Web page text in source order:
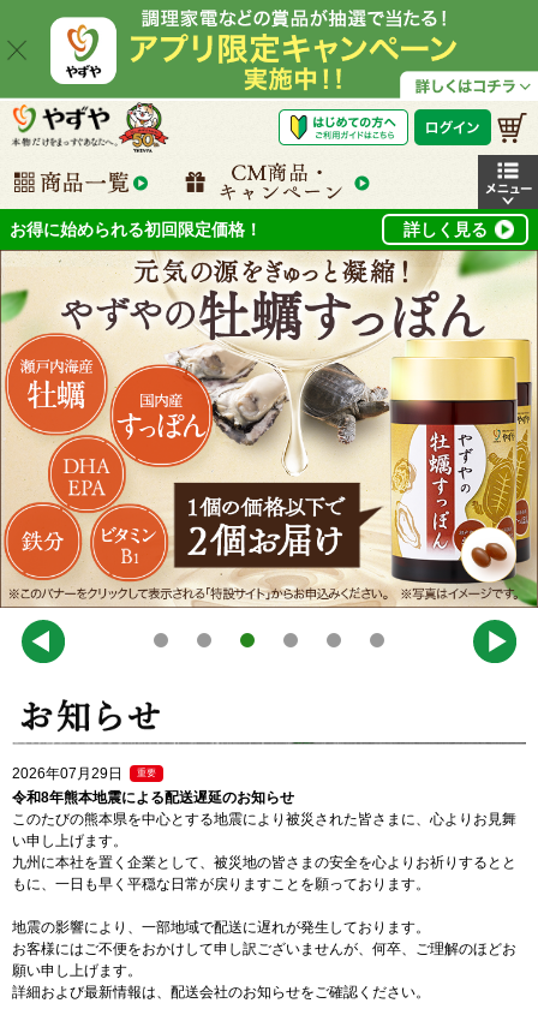
お得に始められる初回限定価格！ 詳しく見る
2026年07月29日 重要
令和8年熊本地震による配送遅延のお知らせ
このたびの熊本県を中心とする地震により被災された皆さまに、心よりお見舞
い申し上げます。
九州に本社を置く企業として、被災地の皆さまの安全を心よりお祈りするとと
もに、一日も早く平穏な日常が戻りますことを願っております。
地震の影響により、一部地域で配送に遅れが発生しております。
お客様にはご不便をおかけして申し訳ございませんが、何卒、ご理解のほどお
願い申し上げます。
詳細および最新情報は、配送会社のお知らせをご確認ください。